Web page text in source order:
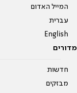
המייל האדום
עברית
English
מדורים
חדשות
מבזקים